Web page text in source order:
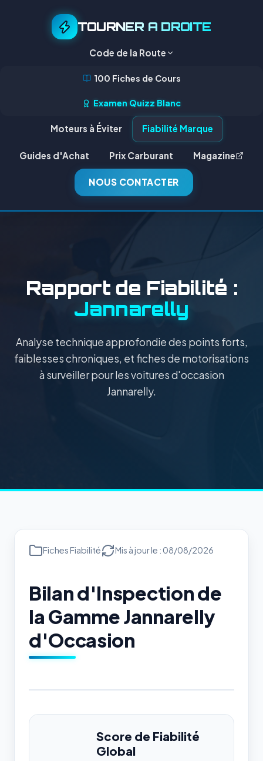
TOURNER A DROITE
Code de la Route
100 Fiches de Cours
Examen Quizz Blanc
Moteurs à Éviter Fiabilité Marque
Guides d'Achat Prix Carburant Magazine
NOUS CONTACTER
Rapport de Fiabilité :
Jannarelly
Analyse technique approfondie des points forts,
faiblesses chroniques, et fiches de motorisations
à surveiller pour les voitures d'occasion
Jannarelly.
Fiches Fiabilité Mis à jour le : 08/08/2026
Bilan d'Inspection de
la Gamme Jannarelly
d'Occasion
Score de Fiabilité
Global